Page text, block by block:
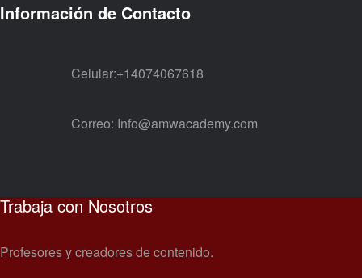
Información de Contacto
Celular:+14074067618
Correo: Info@amwacademy.com
Trabaja con Nosotros
Profesores y creadores de contenido.